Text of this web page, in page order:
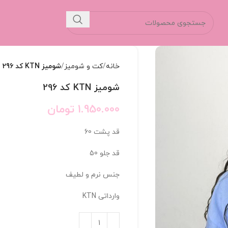
خانه کت و شومیز شومیز KTN کد 296
شومیز KTN کد 296
1.950.000 تومان
قد پشت 60
قد جلو 50
جنس نرم و لطیف
وارداتی KTN